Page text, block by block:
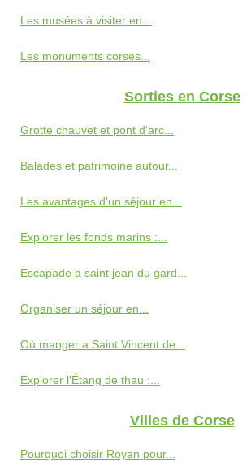
Les musées à visiter en...
Les monuments corses...
Sorties en Corse
Grotte chauvet et pont d'arc...
Balades et patrimoine autour...
Les avantages d'un séjour en...
Explorer les fonds marins :...
Escapade a saint jean du gard...
Organiser un séjour en...
Où manger a Saint Vincent de...
Explorer l'Étang de thau :...
Villes de Corse
Pourquoi choisir Royan pour...